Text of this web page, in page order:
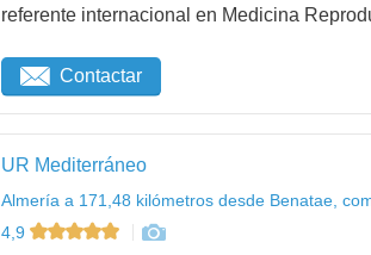
referente internacional en Medicina
Contactar
UR Mediterráneo
Almería a 171,48 kilómetros desde Benatae,
4,9